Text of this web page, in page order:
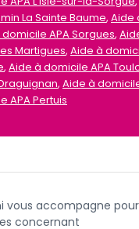
La Sainte Baume, Aide
APA Sorgues,
Martigues, Aide à
, Aide à domicile APA
, Aide à
APA Pertuis
vous accompagne
concernant